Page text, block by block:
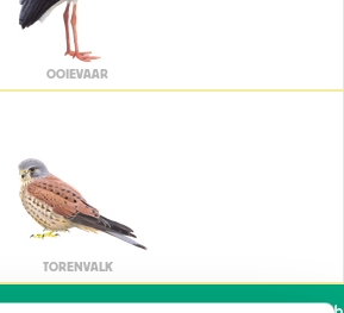
OOIEVAAR
TORENVALK